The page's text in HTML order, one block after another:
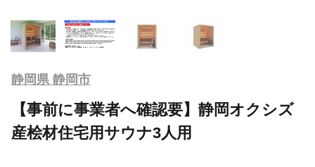
静岡県 静岡市
【事前に事業者へ確認要】静岡オクシズ
産桧材住宅用サウナ3人用